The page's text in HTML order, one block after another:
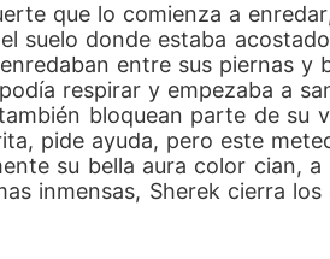
que lo comienza a
suelo donde estaba
entre sus piernas y
respirar y empezaba a
bloquean parte de su
pide ayuda, pero este
su bella aura color cian,
inmensas, Sherek cierra los